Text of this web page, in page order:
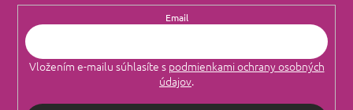
Email
Vložením e-mailu súhlasíte s podmienkami ochrany osobných
údajov.